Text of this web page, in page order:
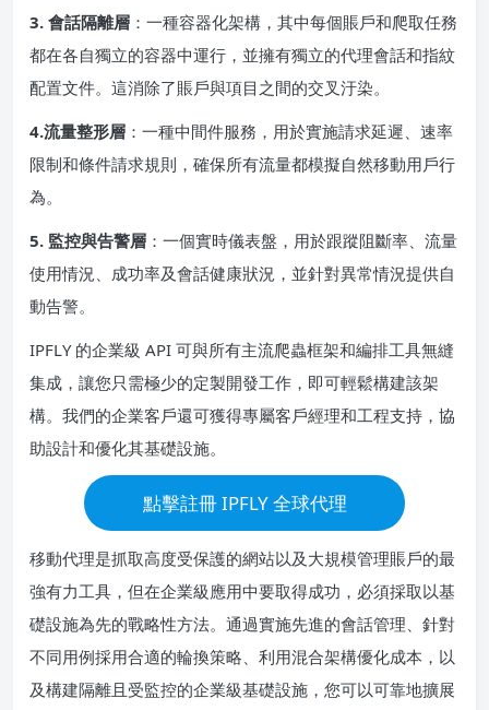
3. 會話隔離層 ：一種容器化架構，其中每個賬戶和爬取任務
都在各自獨立的容器中運行，並擁有獨立的代理會話和指紋
配置文件。這消除了賬戶與項目之間的交叉汙染。
4.流量整形層 ：一種中間件服務，用於實施請求延遲、速率
限制和條件請求規則，確保所有流量都模擬自然移動用戶行
為。
5. 監控與告警層 ：一個實時儀表盤，用於跟蹤阻斷率、流量
使用情況、成功率及會話健康狀況，並針對異常情況提供自
動告警。
IPFLY 的企業級 API 可與所有主流爬蟲框架和編排工具無縫
集成，讓您只需極少的定製開發工作，即可輕鬆構建該架
構。我們的企業客戶還可獲得專屬客戶經理和工程支持，協
助設計和優化其基礎設施。
點擊註冊 IPFLY 全球代理
移動代理是抓取高度受保護的網站以及大規模管理賬戶的最
強有力工具，但在企業級應用中要取得成功，必須採取以基
礎設施為先的戰略性方法。通過實施先進的會話管理、針對
不同用例採用合適的輪換策略、利用混合架構優化成本，以
及構建隔離且受監控的企業級基礎設施，您可以可靠地擴展